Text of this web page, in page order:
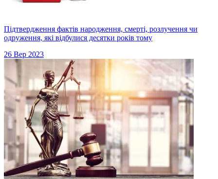
Підтвердження фактів народження, смерті, розлучення чи
одруження, які відбулися десятки років тому
26 Вер 2023